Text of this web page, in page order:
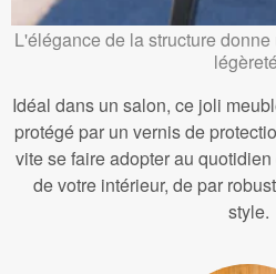
L'élégance de la structure
Idéal dans un salon, ce joli
protégé par un vernis de
vite se faire adopter au
de votre intérieur, de par
style.